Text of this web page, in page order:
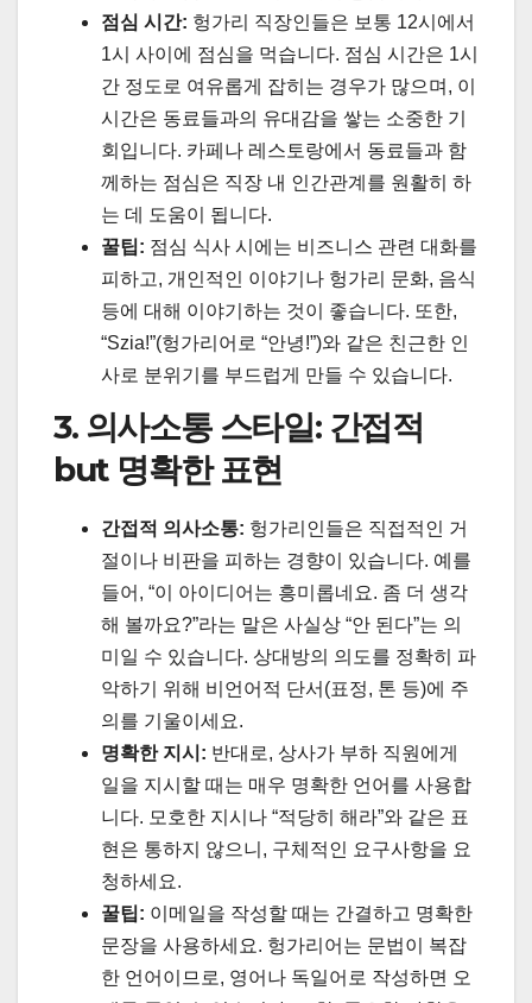
점심 시간: 헝가리 직장인들은 보통 12시에서
1시 사이에 점심을 먹습니다. 점심 시간은 1시
간 정도로 여유롭게 잡히는 경우가 많으며, 이
시간은 동료들과의 유대감을 쌓는 소중한 기
회입니다. 카페나 레스토랑에서 동료들과 함
께하는 점심은 직장 내 인간관계를 원활히 하
는 데 도움이 됩니다.
꿀팁: 점심 식사 시에는 비즈니스 관련 대화를
피하고, 개인적인 이야기나 헝가리 문화, 음식
등에 대해 이야기하는 것이 좋습니다. 또한,
“Szia!”(헝가리어로 “안녕!”)와 같은 친근한 인
사로 분위기를 부드럽게 만들 수 있습니다.
3. 의사소통 스타일: 간접적
but 명확한 표현
간접적 의사소통: 헝가리인들은 직접적인 거
절이나 비판을 피하는 경향이 있습니다. 예를
들어, “이 아이디어는 흥미롭네요. 좀 더 생각
해 볼까요?”라는 말은 사실상 “안 된다”는 의
미일 수 있습니다. 상대방의 의도를 정확히 파
악하기 위해 비언어적 단서(표정, 톤 등)에 주
의를 기울이세요.
명확한 지시: 반대로, 상사가 부하 직원에게
일을 지시할 때는 매우 명확한 언어를 사용합
니다. 모호한 지시나 “적당히 해라”와 같은 표
현은 통하지 않으니, 구체적인 요구사항을 요
청하세요.
꿀팁: 이메일을 작성할 때는 간결하고 명확한
문장을 사용하세요. 헝가리어는 문법이 복잡
한 언어이므로, 영어나 독일어로 작성하면 오